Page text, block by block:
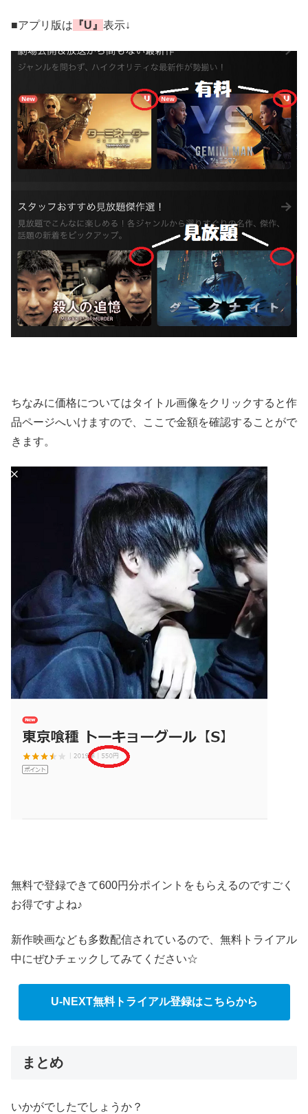
■アプリ版は 『U』 表示↓
ちなみに価格についてはタイトル画像をクリックすると作
品ページへいけますので、ここで金額を確認することがで
きます。
無料で登録できて600円分ポイントをもらえるのですごく
お得ですよね♪
新作映画なども多数配信されているので、無料トライアル
中にぜひチェックしてみてください☆
U-NEXT無料トライアル登録はこちらから
まとめ
いかがでしたでしょうか？